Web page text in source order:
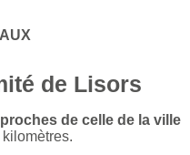
de Lisors
de celle de la ville